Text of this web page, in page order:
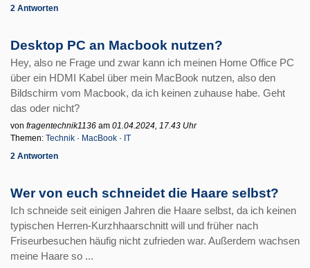
2 Antworten
Desktop PC an Macbook nutzen?
Hey, also ne Frage und zwar kann ich meinen Home Office PC
über ein HDMI Kabel über mein MacBook nutzen, also den
Bildschirm vom Macbook, da ich keinen zuhause habe. Geht
das oder nicht?
von fragentechnik1136 am 01.04.2024, 17.43 Uhr
Themen: Technik · MacBook · IT
2 Antworten
Wer von euch schneidet die Haare selbst?
Ich schneide seit einigen Jahren die Haare selbst, da ich keinen
typischen Herren-Kurzhhaarschnitt will und früher nach
Friseurbesuchen häufig nicht zufrieden war. Außerdem wachsen
meine Haare so ...